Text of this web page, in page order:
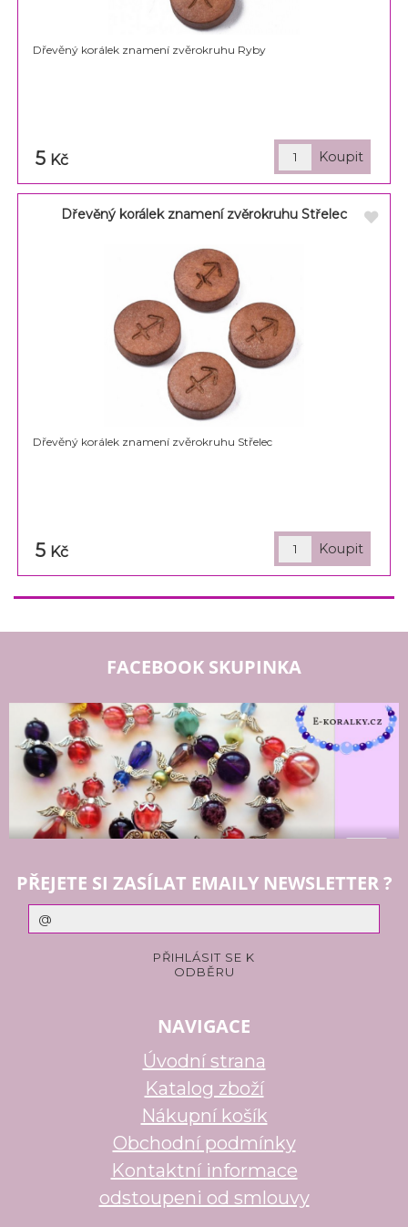
Dřevěný korálek znamení zvěrokruhu Ryby
5 Kč
Dřevěný korálek znamení zvěrokruhu Střelec
Dřevěný korálek znamení zvěrokruhu Střelec
5 Kč
FACEBOOK SKUPINKA
PŘEJETE SI ZASÍLAT EMAILY NEWSLETTER ?
NAVIGACE
Úvodní strana
Katalog zboží
Nákupní košík
Obchodní podmínky
Kontaktní informace
odstoupeni od smlouvy